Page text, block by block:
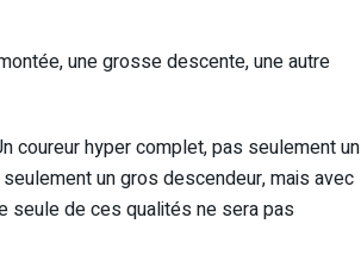
une grosse descente, une autre
coureur hyper complet, pas seulement un
un gros descendeur, mais avec
seule de ces qualités ne sera pas